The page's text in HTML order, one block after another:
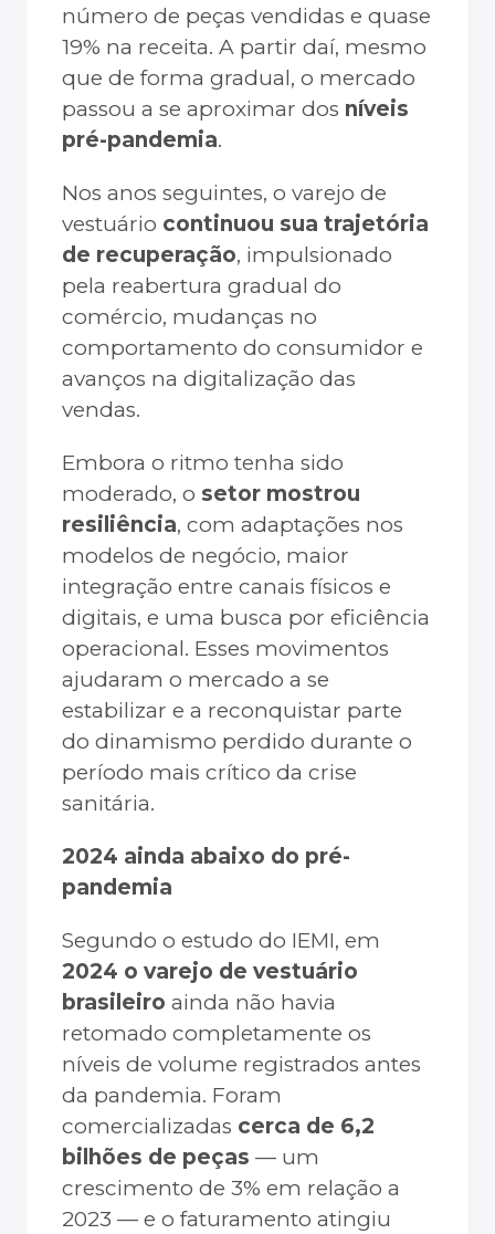
número de peças vendidas e quase
19% na receita. A partir daí, mesmo
que de forma gradual, o mercado
passou a se aproximar dos níveis
pré-pandemia.
Nos anos seguintes, o varejo de
vestuário continuou sua trajetória
de recuperação, impulsionado
pela reabertura gradual do
comércio, mudanças no
comportamento do consumidor e
avanços na digitalização das
vendas.
Embora o ritmo tenha sido
moderado, o setor mostrou
resiliência, com adaptações nos
modelos de negócio, maior
integração entre canais físicos e
digitais, e uma busca por eficiência
operacional. Esses movimentos
ajudaram o mercado a se
estabilizar e a reconquistar parte
do dinamismo perdido durante o
período mais crítico da crise
sanitária.
2024 ainda abaixo do pré-
pandemia
Segundo o estudo do IEMI, em
2024 o varejo de vestuário
brasileiro ainda não havia
retomado completamente os
níveis de volume registrados antes
da pandemia. Foram
comercializadas cerca de 6,2
bilhões de peças — um
crescimento de 3% em relação a
2023 — e o faturamento atingiu